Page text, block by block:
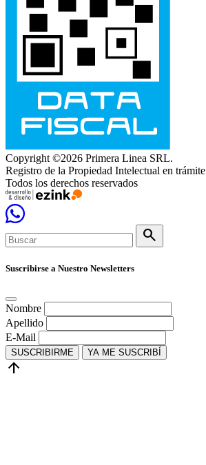
Copyright ©2026 Primera Linea SRL.
Registro de la Propiedad Intelectual en trámite
Todos los derechos reservados
search
Suscribirse a Nuestro Newsletters
Nombre
Apellido
E-Mail
SUSCRIBIRME YA ME SUSCRIBÍ
arrow_upward